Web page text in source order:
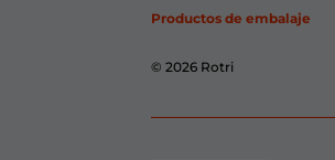
Productos de embalaje
© 2026 Rotri